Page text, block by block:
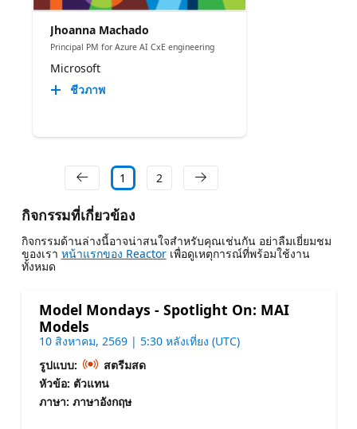
Jhoanna Machado
Principal PM for Azure AI CxE engineering
Microsoft
ชีวภาพ
1 2
กิจกรรมที่เกี่ยวข้อง
กิจกรรมด้านล่างนี้อาจน่าสนใจสําหรับคุณเช่นกัน อย่าลืมเยี่ยมชม
ของเรา หน้าแรกของ Reactorเพื่อดูเหตุการณ์ที่พร้อมใช้งาน
ทั้งหมด
Model Mondays - Spotlight On: MAI
Models
10 สิงหาคม, 2569 | 5:30 หลังเที่ยง (UTC)
รูปแบบ:
สตรีมสด
หัวข้อ: ตัวแทน
ภาษา: ภาษาอังกฤษ